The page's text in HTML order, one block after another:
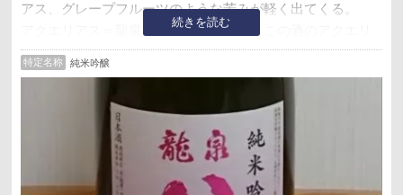
続きを読む
アス、グレープフルーツのような苦みが軽く出てくる。
アクエリアス＝龍泉八重桜なイメージ。この酒のアクエリ
アス感だけはちょっと苦手。
特定名称 純米吟醸